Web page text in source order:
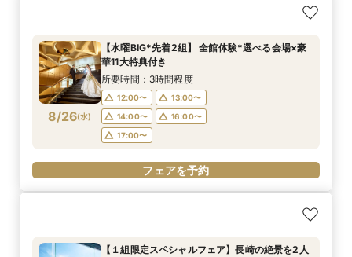
8/26(水)
【水曜BIG*先着2組】 全館体験*選べる会場×豪
華11大特典付き
所要時間：3時間程度
12:00〜
13:00〜
14:00〜
16:00〜
17:00〜
フェアを予約
【１組限定スペシャルフェア】長崎の絶景を2人